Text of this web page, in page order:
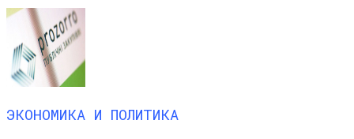
ЭКОНОМИКА И ПОЛИТИКА